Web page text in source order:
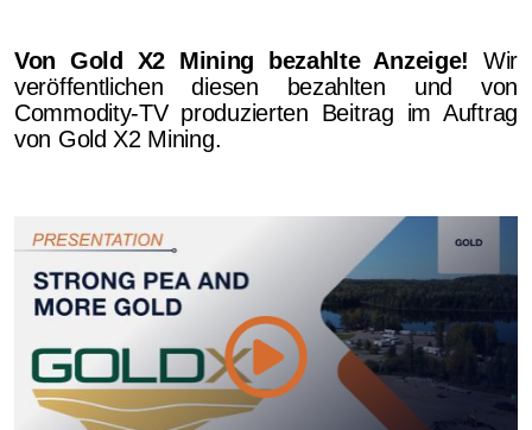
Von Gold X2 Mining bezahlte Anzeige! Wir
veröffentlichen diesen bezahlten und von
Commodity-TV produzierten Beitrag im Auftrag
von Gold X2 Mining.